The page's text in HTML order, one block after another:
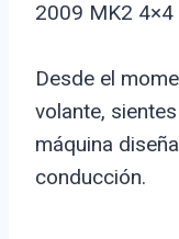
2009 MK2 4×4
Desde el
volante,
máquina
conducción.